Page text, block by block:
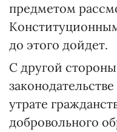
предметом
до этого дойдет.
С другой
утрате
добровольного